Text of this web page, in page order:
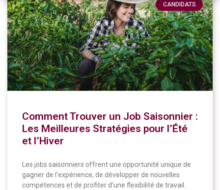
CANDIDATS
Comment Trouver un Job Saisonnier :
Les Meilleures Stratégies pour l’Été
et l’Hiver
Les jobs saisonniers offrent une opportunité unique de
gagner de l’expérience, de développer de nouvelles
compétences et de profiter d’une flexibilité de travail.